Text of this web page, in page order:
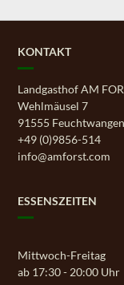
KONTAKT
Landgasthof AM
Wehlmäusel 7
91555 Feuchtwangen
+49 (0)9856-514
info@amforst.com
ESSENSZEITEN
Mittwoch-Freitag
ab 17:30 - 20:00 Uhr